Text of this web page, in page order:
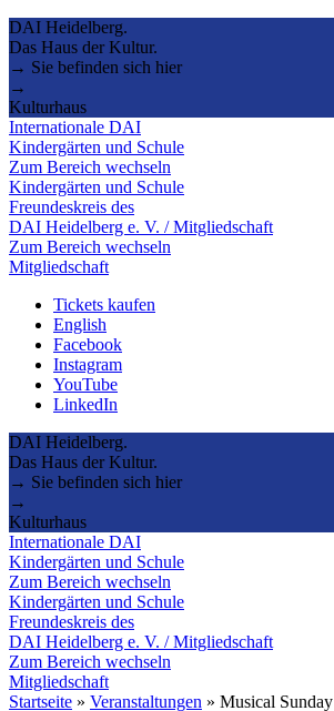
DAI Heidelberg.
Das Haus der Kultur.
→ Sie befinden sich hier
→
Kulturhaus
Internationale DAI
Kindergärten und Schule
Zum Bereich wechseln
Kindergärten und Schule
Freundeskreis des
DAI Heidelberg e. V. / Mitgliedschaft
Zum Bereich wechseln
Mitgliedschaft
Tickets kaufen
English
Facebook
Instagram
YouTube
LinkedIn
DAI Heidelberg.
Das Haus der Kultur.
→ Sie befinden sich hier
→
Kulturhaus
Internationale DAI
Kindergärten und Schule
Zum Bereich wechseln
Kindergärten und Schule
Freundeskreis des
DAI Heidelberg e. V. / Mitgliedschaft
Zum Bereich wechseln
Mitgliedschaft
Startseite » Veranstaltungen » Musical Sunday